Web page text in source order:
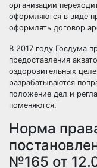
организации
оформляются в виде
оформлять договор
В 2017 году Госдума
предоставления
оздоровительных
разрабатываются
положение дел и
поменяются.
Норма
№165 от